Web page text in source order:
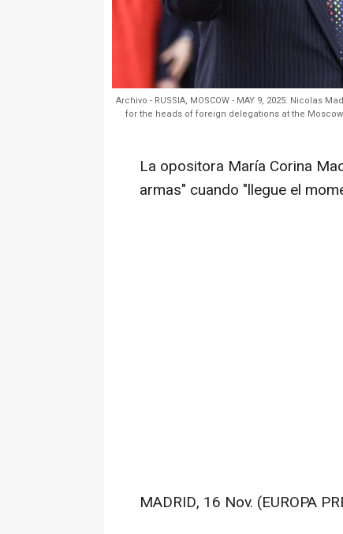
Archivo - RUSSIA, MOSCOW - MAY 9, 2025: Nicolas
for the heads of foreign delegations at the
La opositora María Corina
armas" cuando "llegue el
MADRID, 16 Nov. (EUROPA